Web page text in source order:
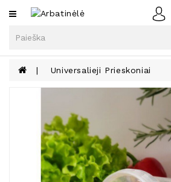
Kategorijos
Kava
Prieskoniai
Lieknėjimui,
Sveikatai
Grožiui
Universalieji Prieskoniai